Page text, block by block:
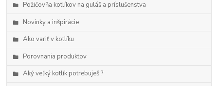
Požičovňa kotlíkov na guláš a príslušenstva
Novinky a inšpirácie
Ako variť v kotlíku
Porovnania produktov
Aký veľký kotlík potrebuješ ?